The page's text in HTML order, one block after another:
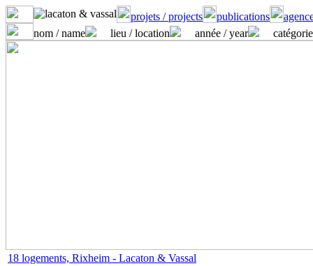
projets / projects publications
nom / name
lieu / location année / year
18 logements, Rixheim - Lacaton & Vassal